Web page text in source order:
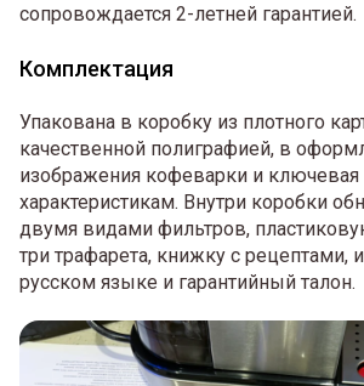
сопровождается 2-летней гарантией.
Комплектация
Упакована в коробку из плотного
качественной полиграфией, в
изображения кофеварки и
характеристикам. Внутри коробки
двумя видами фильтров,
три трафарета, книжку с рецептами,
русском языке и гарантийный талон.